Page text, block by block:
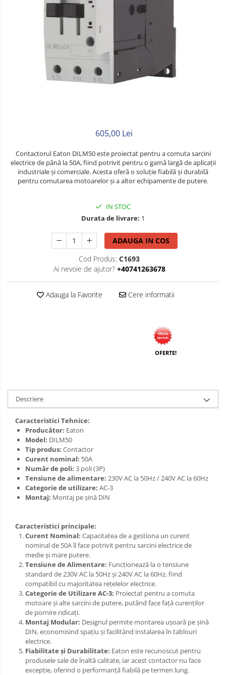
605,00 Lei
Contactorul Eaton DILM50 este proiectat pentru a comuta sarcini
electrice de până la 50A, fiind potrivit pentru o gamă largă de aplicații
industriale și comerciale. Acesta oferă o soluție fiabilă și durabilă
pentru comutarea motoarelor și a altor echipamente de putere.
IN STOC
Durata de livrare: 1
ADAUGA IN COS
Cod Produs: C1693
Ai nevoie de ajutor? +40741263678
Adauga la Favorite Cere informatii
OFERTE!
Descriere
Caracteristici Tehnice:
Producător: Eaton
Model: DILM50
Tip produs: Contactor
Curent nominal: 50A
Număr de poli: 3 poli (3P)
Tensiune de alimentare: 230V AC la 50Hz / 240V AC la 60Hz
Categorie de utilizare: AC-3
Montaj: Montaj pe șină DIN
Caracteristici principale:
Curent Nominal: Capacitatea de a gestiona un curent
nominal de 50A îl face potrivit pentru sarcini electrice de
medie și mare putere.
Tensiune de Alimentare: Funcționează la o tensiune
standard de 230V AC la 50Hz și 240V AC la 60Hz, fiind
compatibil cu majoritatea rețelelor electrice.
Categorie de Utilizare AC-3: Proiectat pentru a comuta
motoare și alte sarcini de putere, putând face față curenților
de pornire ridicați.
Montaj Modular: Designul permite montarea ușoară pe șină
DIN, economisind spațiu și facilitând instalarea în tablouri
electrice.
Fiabilitate și Durabilitate: Eaton este recunoscut pentru
produsele sale de înaltă calitate, iar acest contactor nu face
excepție, oferind o performanță fiabilă pe termen lung.